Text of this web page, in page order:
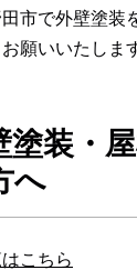
市で外壁塗装
願いいたしま
塗装・
へ
こちら